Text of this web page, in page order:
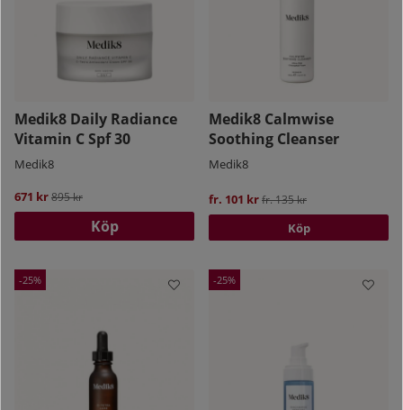
Medik8 Daily Radiance
Vitamin C Spf 30
Medik8
671 krOrdinarie pris:
895 kr
Köp
Medik8 Calmwise
Soothing Cleanser
Medik8
fr. 101 krOrdinarie pris:
fr. 135 kr
Köp
25 25